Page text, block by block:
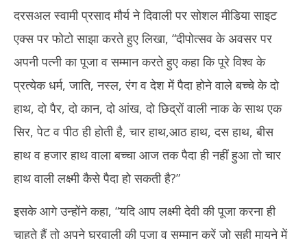
दरसअल स्वामी प्रसाद मौर्य ने दिवाली पर सोशल मीडिया साइट
एक्स पर फोटो साझा करते हुए लिखा, “दीपोत्सव के अवसर पर
अपनी पत्नी का पूजा व सम्मान करते हुए कहा कि पूरे विश्व के
प्रत्येक धर्म, जाति, नस्ल, रंग व देश में पैदा होने वाले बच्चे के दो
हाथ, दो पैर, दो कान, दो आंख, दो छिद्रों वाली नाक के साथ एक
सिर, पेट व पीठ ही होती है, चार हाथ,आठ हाथ, दस हाथ, बीस
हाथ व हजार हाथ वाला बच्चा आज तक पैदा ही नहीं हुआ तो चार
हाथ वाली लक्ष्मी कैसे पैदा हो सकती है?”
इसके आगे उन्होंने कहा, “यदि आप लक्ष्मी देवी की पूजा करना ही
चाहते हैं तो अपने घरवाली की पूजा व सम्मान करें जो सही मायने में